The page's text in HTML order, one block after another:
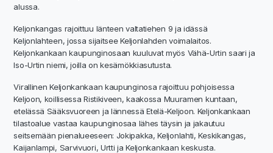
alussa.
Keljonkangas rajoittuu länteen valtatiehen 9 ja idässä
Keljonlahteen, jossa sijaitsee Keljonlahden voimalaitos.
Keljonkankaan kaupunginosaan kuuluvat myös Vähä-Urtin saari ja
Iso-Urtin niemi, joilla on kesämökkiasutusta.
Virallinen Keljonkankaan kaupunginosa rajoittuu pohjoisessa
Keljoon, koillisessa Ristikiveen, kaakossa Muuramen kuntaan,
etelässä Sääksvuoreen ja lännessä Etelä-Keljoon. Keljonkankaan
tilastoalue vastaa kaupunginosaa lähes täysin ja jakautuu
seitsemään pienalueeseen: Jokipakka, Keljonlahti, Keskikangas,
Kaijanlampi, Sarvivuori, Urtti ja Keljonkankaan keskusta.